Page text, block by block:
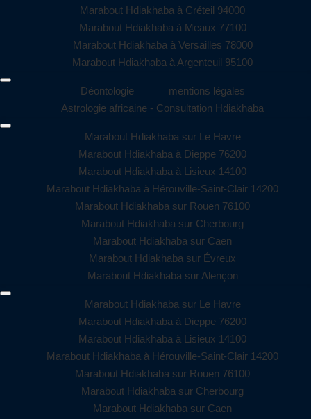
Marabout Hdiakhaba à Créteil 94000
Marabout Hdiakhaba à Meaux 77100
Marabout Hdiakhaba à Versailles 78000
Marabout Hdiakhaba à Argenteuil 95100
Déontologie
mentions légales
Astrologie africaine - Consultation Hdiakhaba
Marabout Hdiakhaba sur Le Havre
Marabout Hdiakhaba à Dieppe 76200
Marabout Hdiakhaba à Lisieux 14100
Marabout Hdiakhaba à Hérouville-Saint-Clair 14200
Marabout Hdiakhaba sur Rouen 76100
Marabout Hdiakhaba sur Cherbourg
Marabout Hdiakhaba sur Caen
Marabout Hdiakhaba sur Évreux
Marabout Hdiakhaba sur Alençon
Marabout Hdiakhaba sur Le Havre
Marabout Hdiakhaba à Dieppe 76200
Marabout Hdiakhaba à Lisieux 14100
Marabout Hdiakhaba à Hérouville-Saint-Clair 14200
Marabout Hdiakhaba sur Rouen 76100
Marabout Hdiakhaba sur Cherbourg
Marabout Hdiakhaba sur Caen